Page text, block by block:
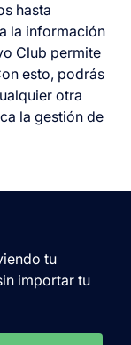
hasta
la información
Club permite
esto, podrás
otra
la gestión de
tu
importar tu